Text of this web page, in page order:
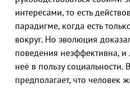
интересами, то есть
парадигме, когда есть
вокруг. Но эволюция
поведения неэффективна, и
неё в пользу социальности.
предполагает, что человек